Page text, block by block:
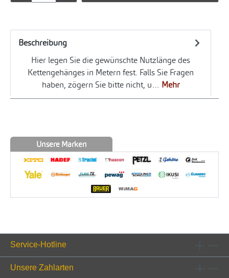
Beschreibung
Hier legen Sie die gewünschte Nutzlänge des
Kettengehänges in Metern fest. Falls Sie Fragen
haben, zögern Sie bitte nicht, u… Mehr
Unsere Marken
Service-Hotline
Unsere Zahlarten